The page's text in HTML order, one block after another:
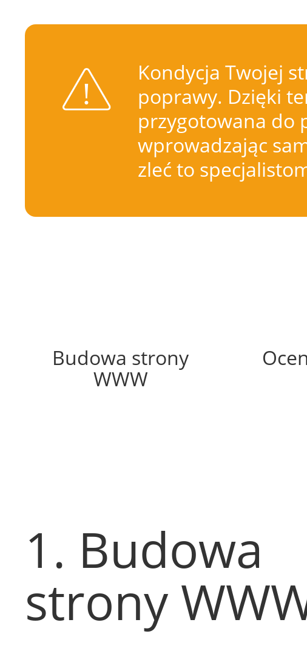
Kondycja Twojej
poprawy. Dzięki
przygotowana do
wprowadzając
zleć to
Budowa strony
WWW
1. Budowa
strony